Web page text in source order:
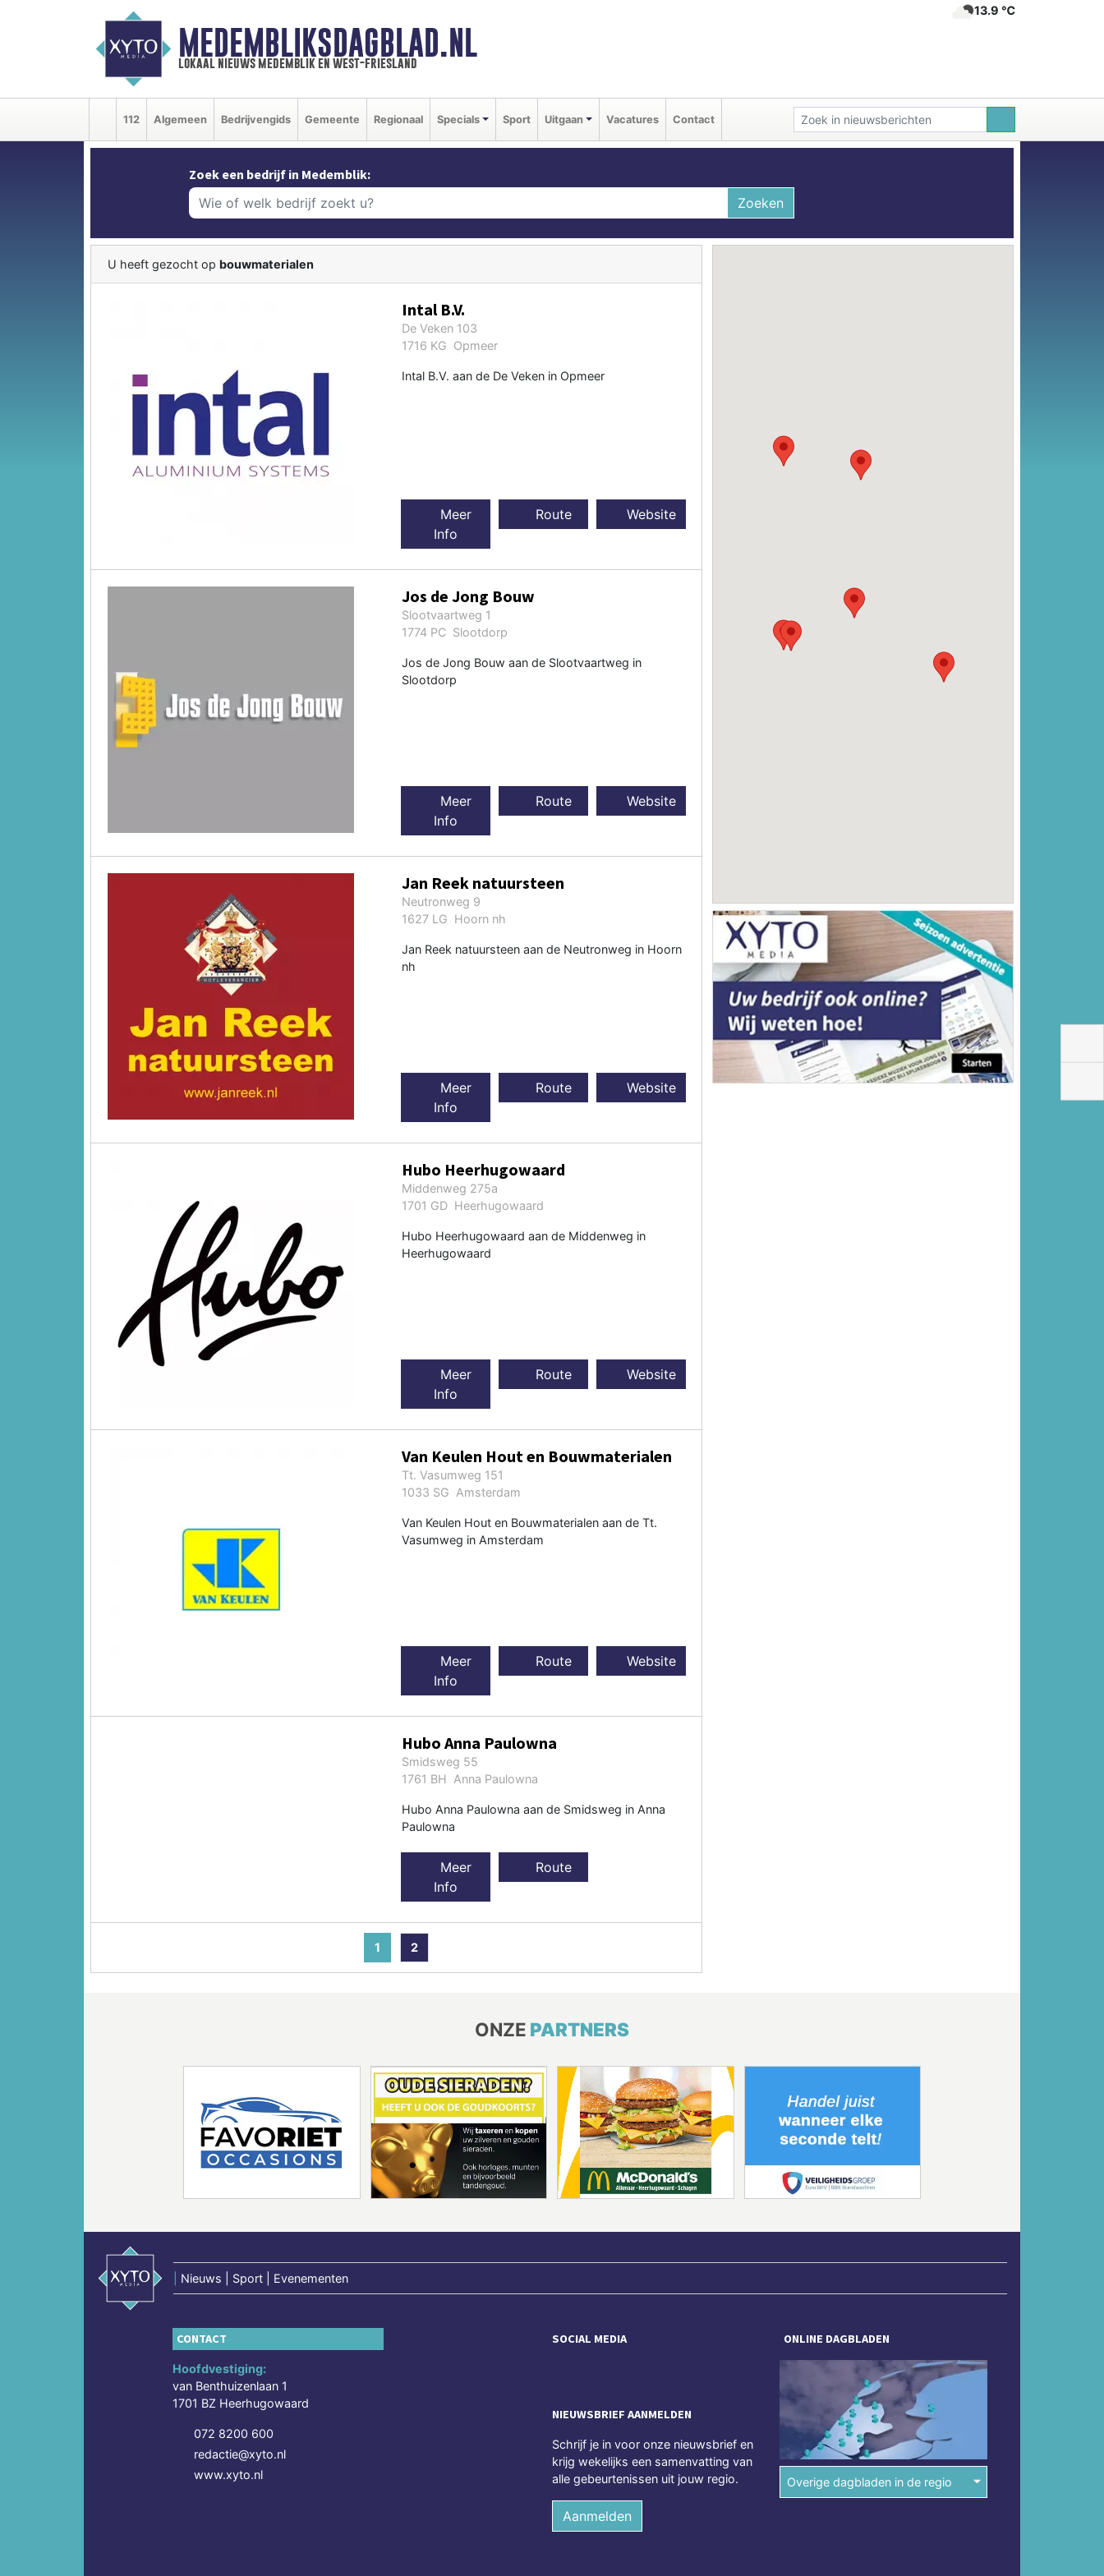
MEDEMBLIKSDAGBLAD.NL
lokaal nieuws medemblik en west-friesland
13.9 ℃
112 Algemeen Bedrijvengids Gemeente Regionaal Specials Sport Uitgaan Vacatures Contact
Zoek een bedrijf in Medemblik:
Zoeken
U heeft gezocht op bouwmaterialen
Intal B.V.
De Veken 103
1716 KG Opmeer
Intal B.V. aan de De Veken in Opmeer
Meer
Info
Route Website
Jos de Jong Bouw
Slootvaartweg 1
1774 PC Slootdorp
Jos de Jong Bouw aan de Slootvaartweg in
Slootdorp
Meer
Info
Route Website
Jan Reek natuursteen
Neutronweg 9
1627 LG Hoorn nh
Jan Reek natuursteen aan de Neutronweg in Hoorn
nh
Meer
Info
Route Website
Hubo Heerhugowaard
Middenweg 275a
1701 GD Heerhugowaard
Hubo Heerhugowaard aan de Middenweg in
Heerhugowaard
Meer
Info
Route Website
Van Keulen Hout en Bouwmaterialen
Tt. Vasumweg 151
1033 SG Amsterdam
Van Keulen Hout en Bouwmaterialen aan de Tt.
Vasumweg in Amsterdam
Meer
Info
Route Website
Hubo Anna Paulowna
Smidsweg 55
1761 BH Anna Paulowna
Hubo Anna Paulowna aan de Smidsweg in Anna
Paulowna
Meer
Info
Route
1 2
ONZE PARTNERS
Nieuws | Sport | Evenementen
CONTACT
Hoofdvestiging:
van Benthuizenlaan 1
1701 BZ Heerhugowaard
072 8200 600
redactie@xyto.nl
www.xyto.nl
SOCIAL MEDIA
NIEUWSBRIEF AANMELDEN
Schrijf je in voor onze nieuwsbrief en
krijg wekelijks een samenvatting van
alle gebeurtenissen uit jouw regio.
Aanmelden
ONLINE DAGBLADEN
Overige dagbladen in de regio